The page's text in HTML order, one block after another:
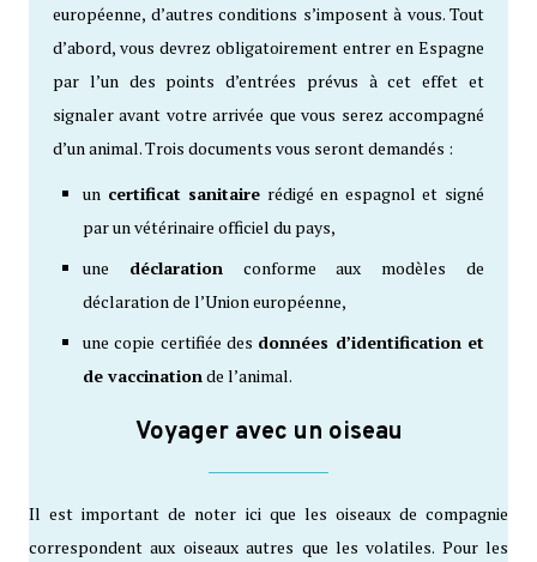
européenne, d’autres conditions s’imposent à vous. Tout
d’abord, vous devrez obligatoirement entrer en Espagne
par l’un des points d’entrées prévus à cet effet et
signaler avant votre arrivée que vous serez accompagné
d’un animal. Trois documents vous seront demandés :
un certificat sanitaire rédigé en espagnol et signé
par un vétérinaire officiel du pays,
une déclaration conforme aux modèles de
déclaration de l’Union européenne,
une copie certifiée des données d’identification et
de vaccination de l’animal.
Voyager avec un oiseau
Il est important de noter ici que les oiseaux de compagnie
correspondent aux oiseaux autres que les volatiles. Pour les